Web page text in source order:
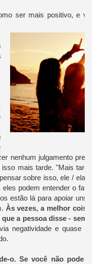
ser mais positivo, e
nenhum julgamento
mais tarde. "Mais
sobre isso, ele / ela
podem entender o
estão lá para apoiar uns
Às vezes, a melhor
a pessoa disse - sem
negatividade e quase
o. Se você não pode